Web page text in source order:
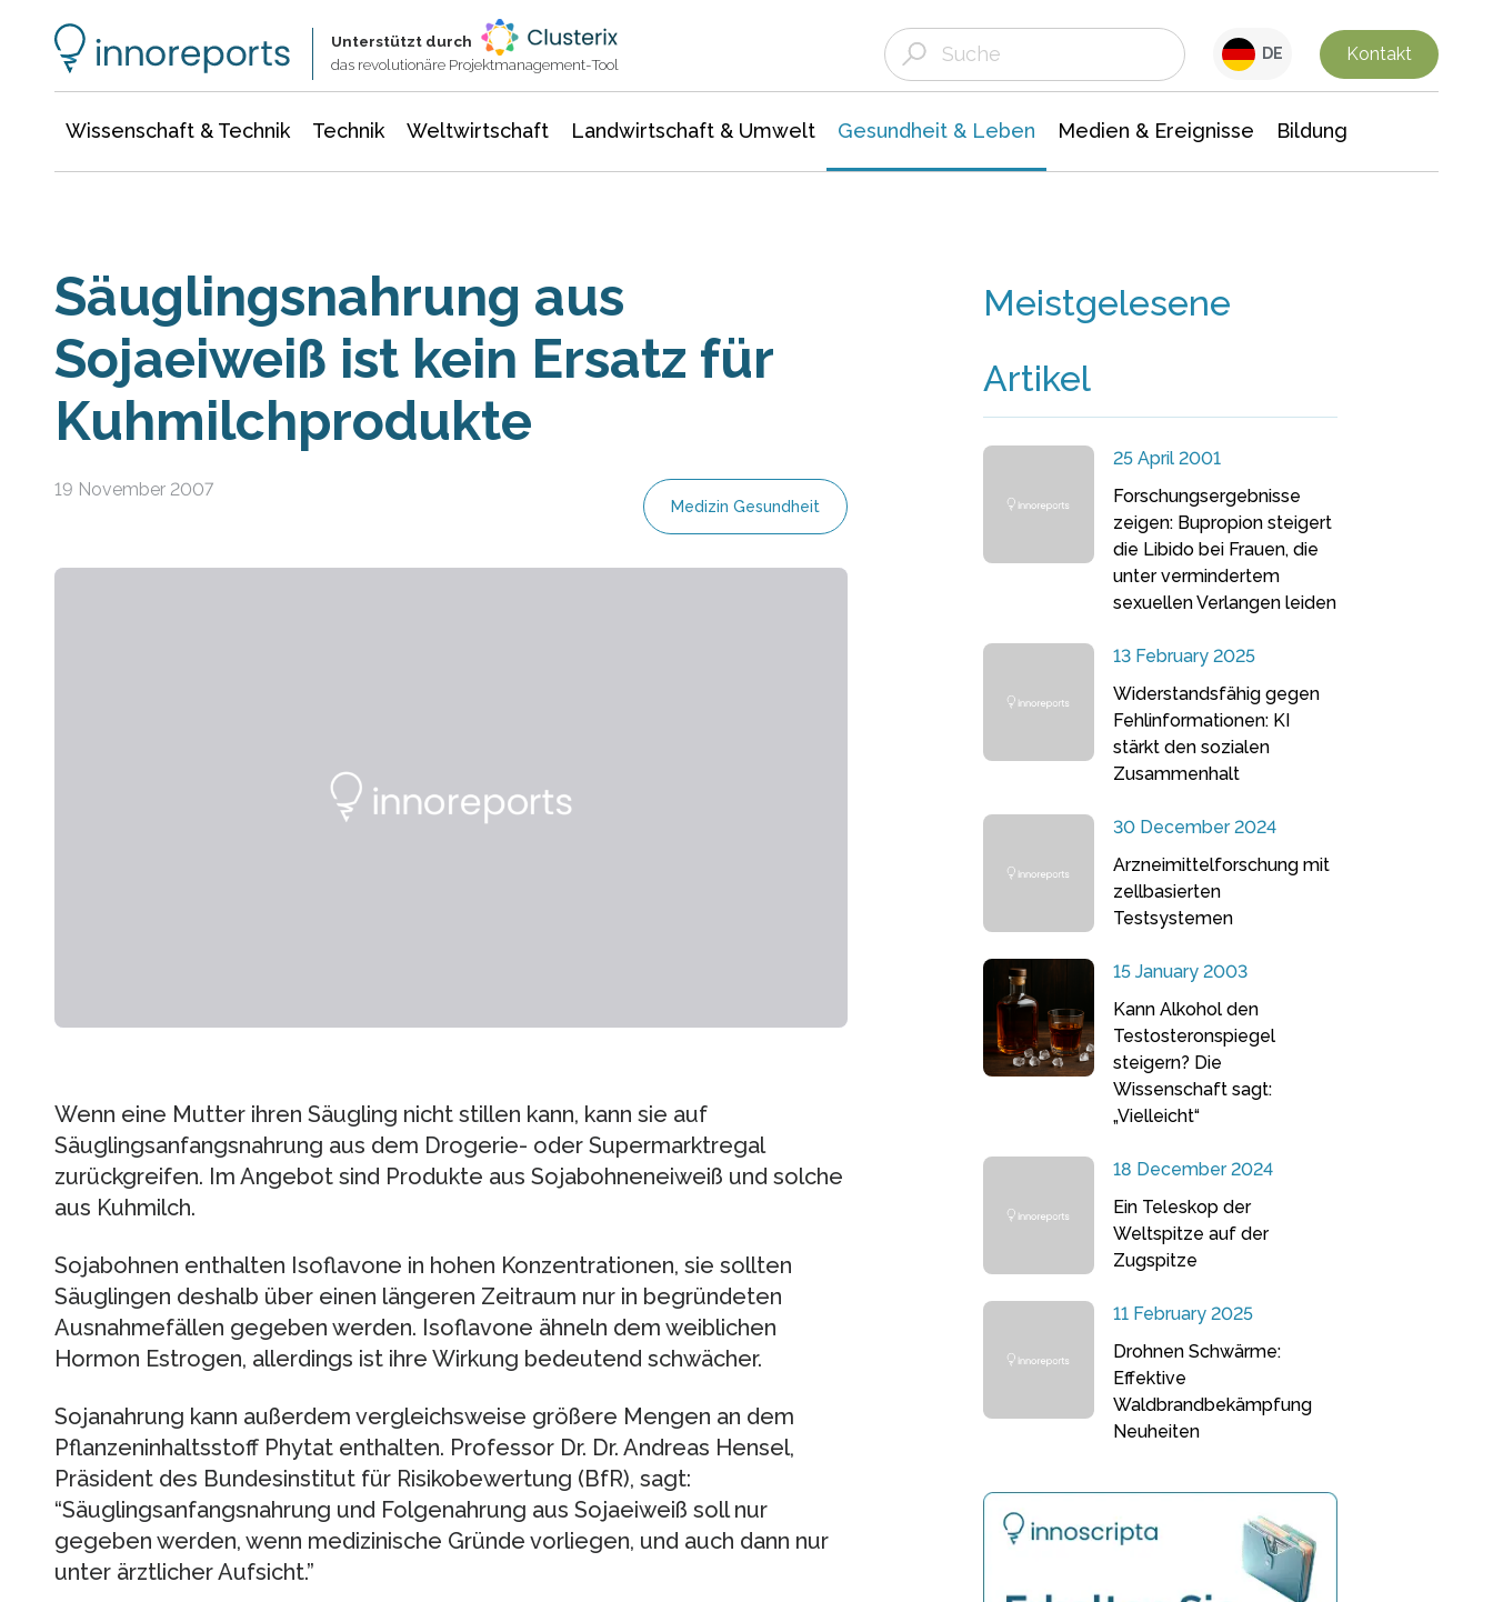
Unterstützt durch
das revolutionäre Projektmanagement-Tool
DE Kontakt
Wissenschaft & Technik Technik Weltwirtschaft Landwirtschaft & Umwelt Gesundheit & Leben Medien & Ereignisse Bildung
Säuglingsnahrung aus
Sojaeiweiß ist kein Ersatz für
Kuhmilchprodukte
19 November 2007
Medizin Gesundheit
Wenn eine Mutter ihren Säugling nicht stillen kann, kann sie auf
Säuglingsanfangsnahrung aus dem Drogerie- oder Supermarktregal
zurückgreifen. Im Angebot sind Produkte aus Sojabohneneiweiß und solche
aus Kuhmilch.
Sojabohnen enthalten Isoflavone in hohen Konzentrationen, sie sollten
Säuglingen deshalb über einen längeren Zeitraum nur in begründeten
Ausnahmefällen gegeben werden. Isoflavone ähneln dem weiblichen
Hormon Estrogen, allerdings ist ihre Wirkung bedeutend schwächer.
Sojanahrung kann außerdem vergleichsweise größere Mengen an dem
Pflanzeninhaltsstoff Phytat enthalten. Professor Dr. Dr. Andreas Hensel,
Präsident des Bundesinstitut für Risikobewertung (BfR), sagt:
“Säuglingsanfangsnahrung und Folgenahrung aus Sojaeiweiß soll nur
gegeben werden, wenn medizinische Gründe vorliegen, und auch dann nur
unter ärztlicher Aufsicht.”
Meistgelesene
Artikel
25 April 2001
Forschungsergebnisse
zeigen: Bupropion steigert
die Libido bei Frauen, die
unter vermindertem
sexuellen Verlangen leiden
13 February 2025
Widerstandsfähig gegen
Fehlinformationen: KI
stärkt den sozialen
Zusammenhalt
30 December 2024
Arzneimittelforschung mit
zellbasierten
Testsystemen
15 January 2003
Kann Alkohol den
Testosteronspiegel
steigern? Die
Wissenschaft sagt:
„Vielleicht“
18 December 2024
Ein Teleskop der
Weltspitze auf der
Zugspitze
11 February 2025
Drohnen Schwärme:
Effektive
Waldbrandbekämpfung
Neuheiten